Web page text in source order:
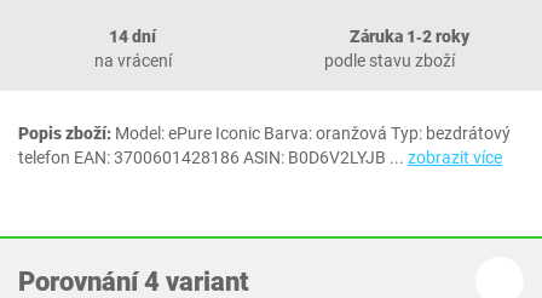
14 dní
na vrácení
Záruka 1‐2 roky
podle stavu zboží
Popis zboží: Model: ePure Iconic Barva: oranžová Typ: bezdrátový
telefon EAN: 3700601428186 ASIN: B0D6V2LYJB ... zobrazit více
Porovnání 4 variant